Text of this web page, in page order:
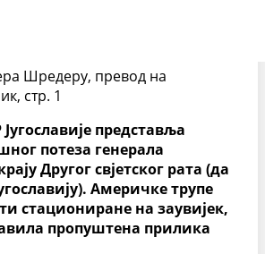
Шредеру, превод на
стр. 1
представља
потеза генерала
Другог свјетског рата (да
Америчке трупе
стациониране на заувијек,
пропуштена прилика